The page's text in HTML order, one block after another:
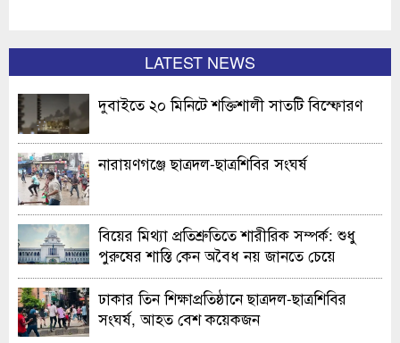
LATEST NEWS
দুবাইতে ২০ মিনিটে শক্তিশালী সাতটি বিস্ফোরণ
নারায়ণগঞ্জে ছাত্রদল-ছাত্রশিবির সংঘর্ষ
বিয়ের মিথ্যা প্রতিশ্রুতিতে শারীরিক সম্পর্ক: শুধু
পুরুষের শাস্তি কেন অবৈধ নয় জানতে চেয়ে
হাইকোর্টের রুল
ঢাকার তিন শিক্ষাপ্রতিষ্ঠানে ছাত্রদল-ছাত্রশিবির
সংঘর্ষ, আহত বেশ কয়েকজন